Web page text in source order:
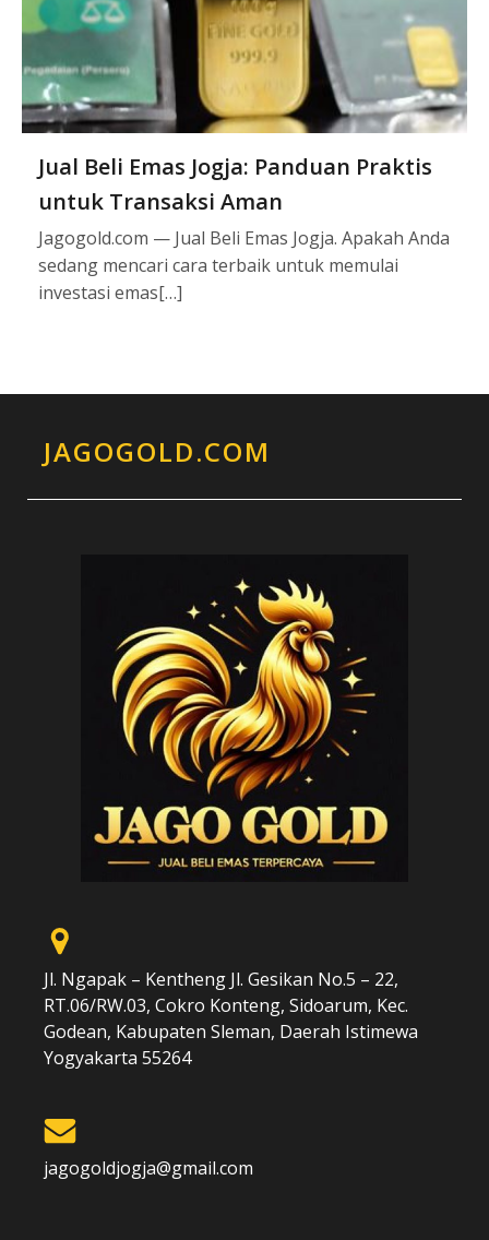
Jual Beli Emas Jogja: Panduan Praktis
untuk Transaksi Aman
Jagogold.com — Jual Beli Emas Jogja. Apakah Anda
sedang mencari cara terbaik untuk memulai
investasi emas[…]
JAGOGOLD.COM
Jl. Ngapak – Kentheng Jl. Gesikan No.5 – 22,
RT.06/RW.03, Cokro Konteng, Sidoarum, Kec.
Godean, Kabupaten Sleman, Daerah Istimewa
Yogyakarta 55264
jagogoldjogja@gmail.com